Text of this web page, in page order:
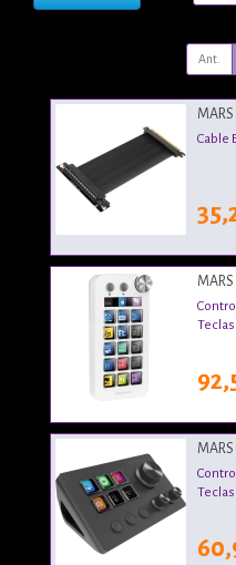
Ant.
Cable